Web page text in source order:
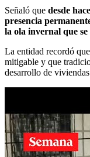
Señaló que desde
presencia
la ola invernal que
La entidad recordó
mitigable y que
desarrollo de